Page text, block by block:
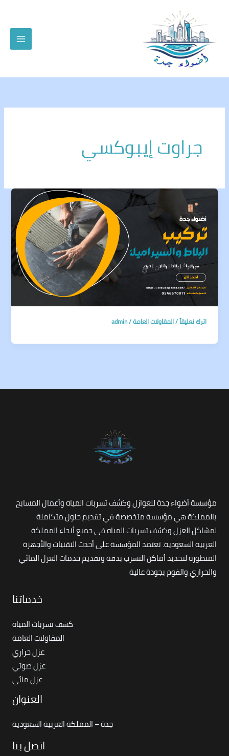
المحتوى
جراوت إيبوكسي
اترك تعليقاً/المقاولات العامة/
admin
مؤسسة أضواء جدة للعوازل وكشف تسربات المياه وأعمال المسابح
بالمملكة هي مؤسسة متخصصة في تقديم حلول متكاملة
لمشاكل العزل وكشف تسربات المياه في جميع أنحاء المملكة
العربية السعودية. تعتمد المؤسسة على أحدث التقنيات والأجهزة
المتطورة لتحديد أماكن التسرب بدقة وتقديم خدمات العزل المائي
والحراري والفوم بجودة عالية
خدماتنا
كشف تسربات المياه
المقاولات العامة
عزل حراري
عزل صوتي
عزل مائي
العنوان
جدة – المملكة العربية السعودية
اتصل بنا